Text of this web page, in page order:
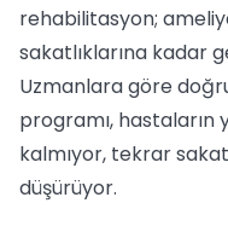
rehabilitasyon;
sakatlıklarına kadar
Uzmanlara göre
programı, hastaların
kalmıyor, tekrar
düşürüyor.